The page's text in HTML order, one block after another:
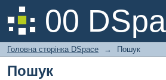
00
Пошук
Головна сторінка DSpace → Пошук
Пошук